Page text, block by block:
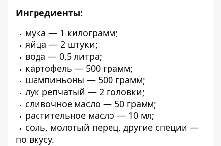
Ингредиенты:
мука — 1 килограмм;
яйца — 2 штуки;
вода — 0,5 литра;
картофель — 500 грамм;
шампиньоны — 500 грамм;
лук репчатый — 2 головки;
сливочное масло — 50 грамм;
растительное масло — 10 мл;
соль, молотый перец, другие специи —
по вкусу.